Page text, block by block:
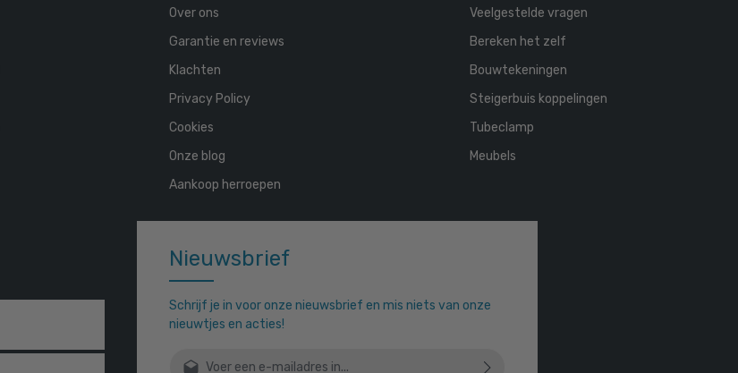
Nieuwsbrief
Schrijf je in voor onze nieuwsbrief en mis niets van onze
nieuwtjes en acties!
E-mailadres*
Over ons
Garantie en reviews
Klachten
Privacy Policy
Cookies
Onze blog
Aankoop herroepen
Veelgestelde vragen
Bereken het zelf
Bouwtekeningen
Steigerbuis koppelingen
Tubeclamp
Meubels